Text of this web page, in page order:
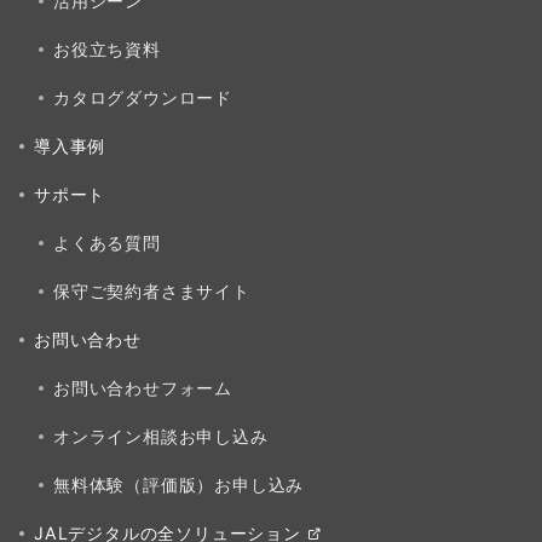
お役立ち資料
カタログダウンロード
導入事例
サポート
よくある質問
保守ご契約者さまサイト
お問い合わせ
お問い合わせフォーム
オンライン相談お申し込み
無料体験（評価版）お申し込み
JALデジタルの全ソリューション